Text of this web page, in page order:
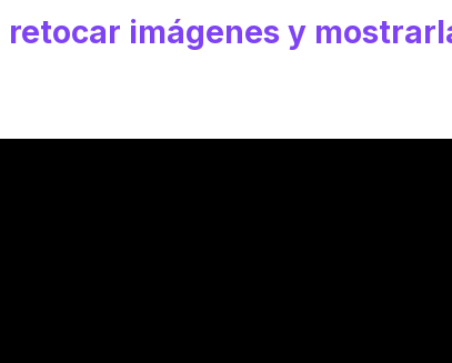
imágenes y